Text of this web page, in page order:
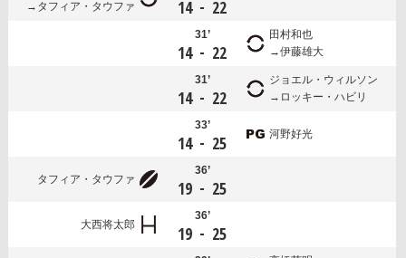
タフィア・タウファ
14 - 22
31’
14 - 22
田村和也
伊藤雄大
31’
14 - 22
ジョエル・ウィルソン
ロッキー・ハビリ
33’
14 - 25 河野好光
タフィア・タウファ
36’
19 - 25
大西将太郎
36’
19 - 25